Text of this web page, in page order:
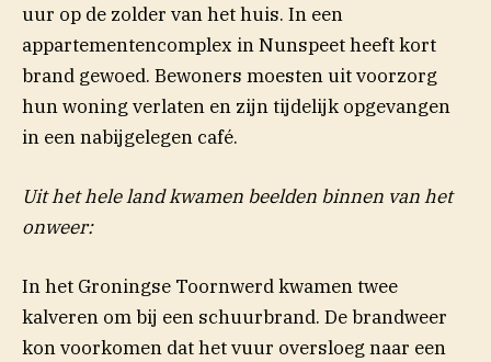
uur op de zolder van het huis. In een
appartementencomplex in Nunspeet heeft kort
brand gewoed. Bewoners moesten uit voorzorg
hun woning verlaten en zijn tijdelijk opgevangen
in een nabijgelegen café.
Uit het hele land kwamen beelden binnen van het
onweer:
In het Groningse Toornwerd kwamen twee
kalveren om bij een schuurbrand. De brandweer
kon voorkomen dat het vuur oversloeg naar een